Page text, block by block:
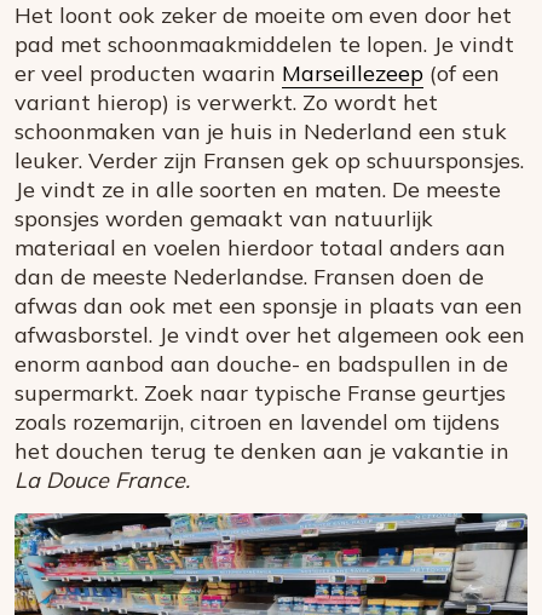
Het loont ook zeker de moeite om even door het
pad met schoonmaakmiddelen te lopen. Je vindt
er veel producten waarin Marseillezeep (of een
variant hierop) is verwerkt. Zo wordt het
schoonmaken van je huis in Nederland een stuk
leuker. Verder zijn Fransen gek op schuursponsjes.
Je vindt ze in alle soorten en maten. De meeste
sponsjes worden gemaakt van natuurlijk
materiaal en voelen hierdoor totaal anders aan
dan de meeste Nederlandse. Fransen doen de
afwas dan ook met een sponsje in plaats van een
afwasborstel. Je vindt over het algemeen ook een
enorm aanbod aan douche- en badspullen in de
supermarkt. Zoek naar typische Franse geurtjes
zoals rozemarijn, citroen en lavendel om tijdens
het douchen terug te denken aan je vakantie in
La Douce France.